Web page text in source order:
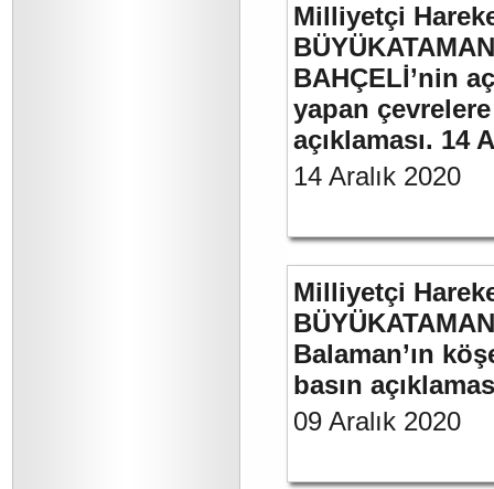
Milliyetçi
BAHÇELİ’nin
yapan
açıklaması. 14
14 Aralık 2020
Milliyetçi
Balaman’ın
basın
09 Aralık 2020